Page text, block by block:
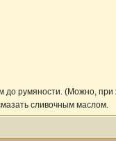
до румяности. (Можно,
сливочным маслом.